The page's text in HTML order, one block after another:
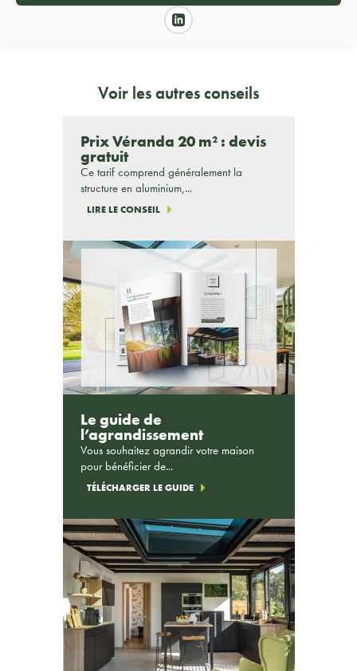
Voir les autres conseils
Prix Véranda 20 m² : devis
gratuit
Ce tarif comprend généralement la
structure en aluminium,...
LIRE LE CONSEIL
Le guide de
l’agrandissement
Vous souhaitez agrandir votre maison
pour bénéficier de...
TÉLÉCHARGER LE GUIDE